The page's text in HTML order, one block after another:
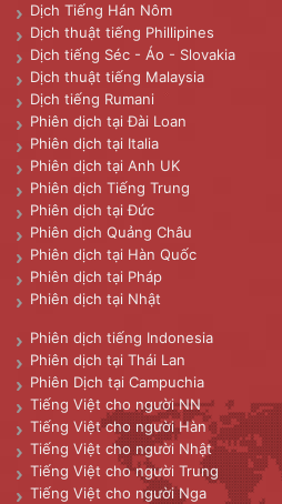
Dịch Tiếng Hán Nôm
Dịch thuật tiếng Phillipines
Dịch tiếng Séc - Áo - Slovakia
Dịch thuật tiếng Malaysia
Dịch tiếng Rumani
Phiên dịch tại Đài Loan
Phiên dịch tại Italia
Phiên dịch tại Anh UK
Phiên dịch Tiếng Trung
Phiên dịch tại Đức
Phiên dịch Quảng Châu
Phiên dịch tại Hàn Quốc
Phiên dịch tại Pháp
Phiên dịch tại Nhật
Phiên dịch tiếng Indonesia
Phiên dịch tại Thái Lan
Phiên Dịch tại Campuchia
Tiếng Việt cho người NN
Tiếng Việt cho người Hàn
Tiếng Việt cho người Nhật
Tiếng Việt cho người Trung
Tiếng Việt cho người Nga